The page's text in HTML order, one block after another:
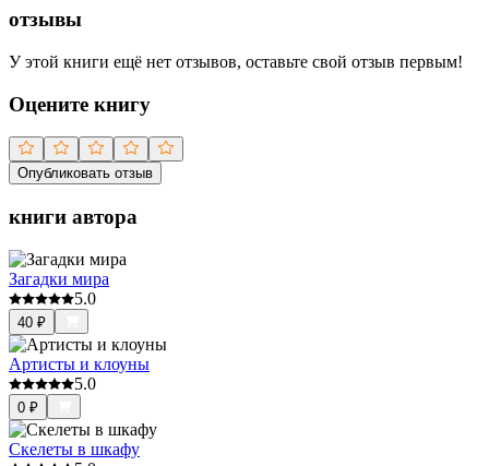
отзывы
У этой книги ещё нет отзывов, оставьте свой отзыв первым!
Оцените книгу
Опубликовать отзыв
книги автора
Загадки мира
5.0
40 ₽
Артисты и клоуны
5.0
0 ₽
Скелеты в шкафу